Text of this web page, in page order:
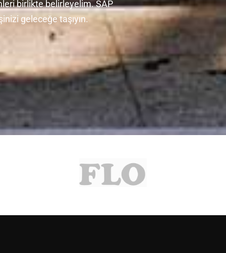
birlikte belirleyelim. SAP
geleceğe taşıyın.